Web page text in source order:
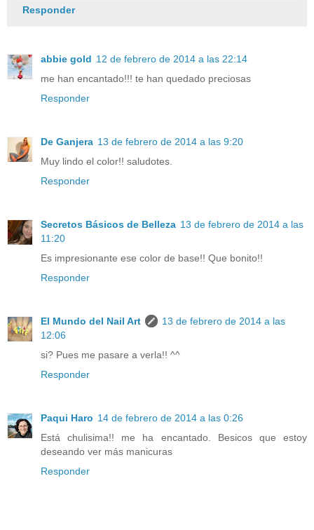
Responder
abbie gold 12 de febrero de 2014 a las 22:14
me han encantado!!! te han quedado preciosas
Responder
De Ganjera 13 de febrero de 2014 a las 9:20
Muy lindo el color!! saludotes.
Responder
Secretos Básicos de Belleza 13 de febrero de 2014 a las
11:20
Es impresionante ese color de base!! Que bonito!!
Responder
El Mundo del Nail Art
13 de febrero de 2014 a las
12:06
si? Pues me pasare a verla!! ^^
Responder
Paqui Haro 14 de febrero de 2014 a las 0:26
Está chulisima!! me ha encantado. Besicos que estoy
deseando ver más manicuras
Responder